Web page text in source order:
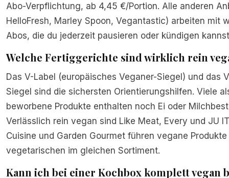
Abo-Verpflichtung, ab 4,45 €/Portion. Alle anderen
HelloFresh, Marley Spoon, Vegantastic) arbeiten mit
Abos, die du jederzeit pausieren oder kündigen
Welche Fertiggerichte sind wirklich rein
Das V-Label (europäisches Veganer-Siegel) und das
Siegel sind die sichersten Orientierungshilfen. Viele
beworbene Produkte enthalten noch Ei oder
Verlässlich rein vegan sind Like Meat, Every und JU
Cuisine und Garden Gourmet führen vegane
vegetarischen im gleichen Sortiment.
Kann ich bei einer Kochbox komplett vegan